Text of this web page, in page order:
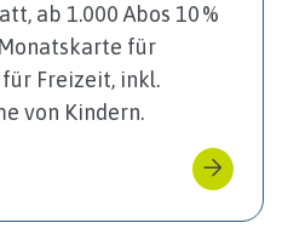
ab 1.000 Abos 10 %
für
Freizeit, inkl.
von Kindern.